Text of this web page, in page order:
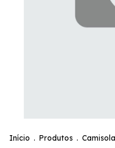
Início . Produtos .